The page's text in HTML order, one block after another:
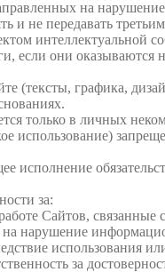
на
и не передавать
интеллектуальной
если они оказываются
(тексты, графика,
только в личных
использование)
исполнение
за:
Сайтов, связанные
нарушение
использования
за